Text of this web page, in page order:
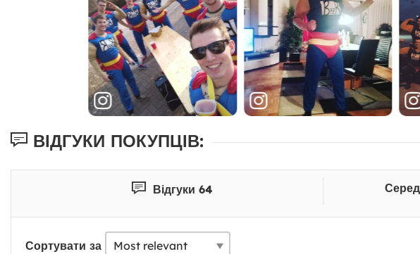
ВІДГУКИ ПОКУПЦІВ:
Відгуки 64
Сортувати за